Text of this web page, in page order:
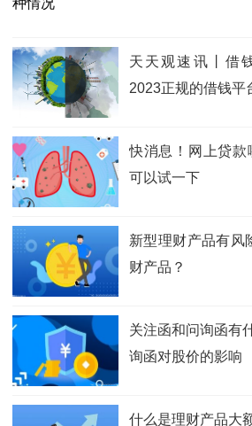
天天观速讯丨借
2023正规的借钱平
快消息！网上贷款
可以试一下
新型理财产品有风
财产品？
关注函和问询函有
询函对股价的影响
什么是理财产品大